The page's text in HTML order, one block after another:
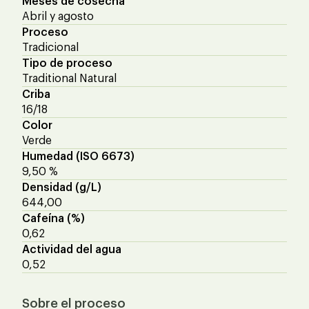
Abril y agosto
Proceso
Tradicional
Tipo de proceso
Traditional Natural
Criba
16/18
Color
Verde
Humedad (ISO 6673)
9,50 %
Densidad (g/L)
644,00
Cafeína (%)
0,62
Actividad del agua
0,52
Sobre el proceso